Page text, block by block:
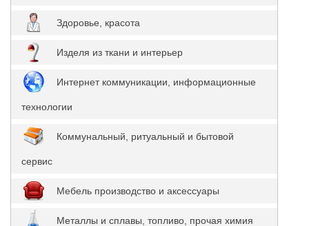
Здоровье, красота
Изделя из ткани и интерьер
Интернет коммуникации, информационные
технологии
Коммунальный, ритуальный и бытовой
сервис
Мебель производство и аксессуары
Металлы и сплавы, топливо, прочая химия